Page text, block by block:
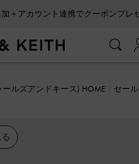
加＋アカウント連携でクーポンプレ
ールズアンドキース) HOME
セール